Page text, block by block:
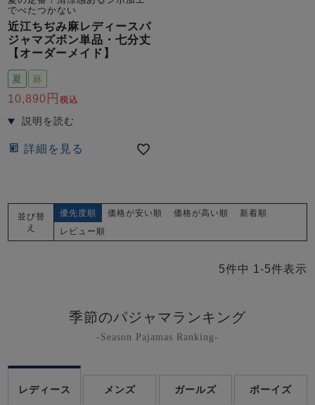
売れ筋ランキング
すべてのデザインのパジャマ一覧はこちら
でべたつかない
近江ちぢみ麻レディースパ
ジャマズボン単品・七分丈
【オーダーメイド】
夏 麻
10,890 税込
詳細を見る
並び替
え
優先度順 価格が安い順 価格が高い順
新着順
レビュー順
5件中 1 -5件表示
季節のパジャマランキング
-Season Pajamas Ranking-
レディース メンズ ガールズ ボーイズ